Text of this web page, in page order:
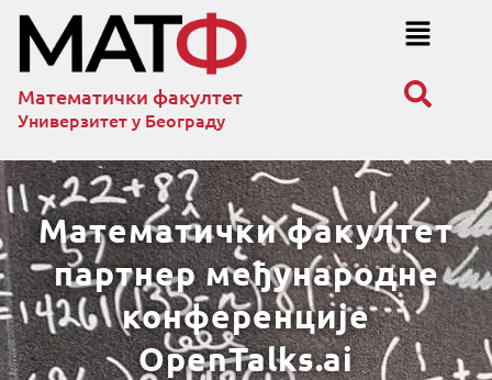
Математички факултет
Универзитет у Београду
Математички факултет
партнер међународне
конференције
OpenTalks.ai